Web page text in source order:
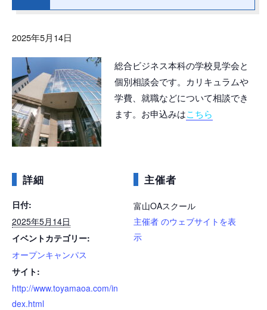
2025年5月14日
総合ビジネス本科の学校見学会と
個別相談会です。カリキュラムや
学費、就職などについて相談でき
ます。お申込みはこちら
詳細
日付:
2025年5月14日
イベントカテゴリー:
オープンキャンパス
サイト:
http://www.toyamaoa.com/in
dex.html
主催者
富山OAスクール
主催者 のウェブサイトを表
示